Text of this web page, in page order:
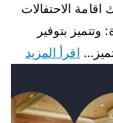
اقامة الاحتفالات
وتتميز بتوفير
اقرأ المزيد